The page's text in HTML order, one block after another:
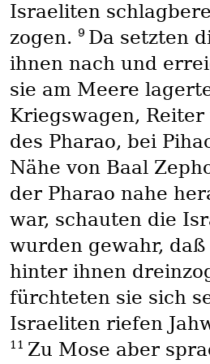
Israeliten
zogen. 9 Da setzten
ihnen nach und
sie am Meere
Kriegswagen,
des Pharao, bei
Nähe von Baal
der Pharao nahe
war, schauten die
wurden gewahr,
hinter ihnen
fürchteten sie sich
Israeliten riefen
11 Zu Mose aber